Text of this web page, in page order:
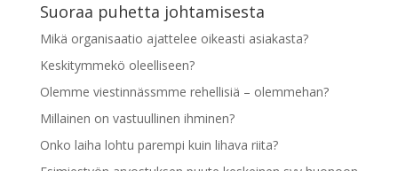
Suoraa puhetta johtamisesta
Mikä organisaatio ajattelee oikeasti asiakasta?
Keskitymmekö oleelliseen?
Olemme viestinnässmme rehellisiä – olemmehan?
Millainen on vastuullinen ihminen?
Onko laiha lohtu parempi kuin lihava riita?